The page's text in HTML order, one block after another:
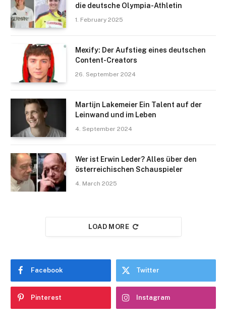
die deutsche Olympia-Athletin
1. February 2025
Mexify: Der Aufstieg eines deutschen
Content-Creators
26. September 2024
Martijn Lakemeier Ein Talent auf der
Leinwand und im Leben
4. September 2024
Wer ist Erwin Leder? Alles über den
österreichischen Schauspieler
4. March 2025
LOAD MORE
Facebook Twitter
Pinterest Instagram